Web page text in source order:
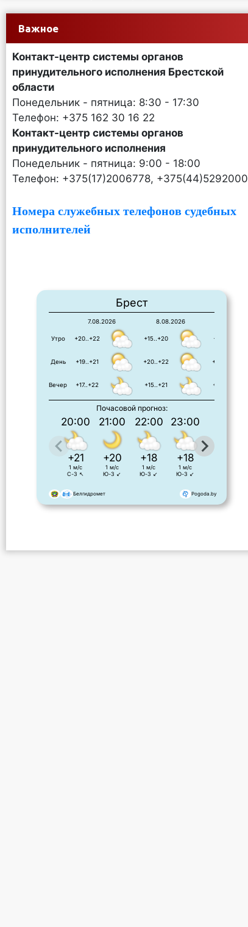
Важное
Контакт-центр системы органов
принудительного исполнения Брестской
области
Понедельник - пятница: 8:30 - 17:30
Телефон: +375 162 30 16 22
Контакт-центр системы органов
принудительного исполнения
Понедельник - пятница: 9:00 - 18:00
Телефон: +375(17)2006778, +375(44)5292000
Номера служебных телефонов судебных
исполнителей
Брест
7.08.2026
+20..+22
+19..+21
+17..+22
8.08.2026
+15..+20
+20..+22
+15..+21
+12..+21
+22..+23
+16..+23
Вечер
День
Утро
Почасовой прогноз:
20:00
+21
1 м/с
С-З ↖
21:00
+20
1 м/с
Ю-З ↙
22:00
+18
1 м/с
Ю-З ↙
23:00
+18
1 м/с
Ю-З ↙
Pogoda.by
Белгидромет